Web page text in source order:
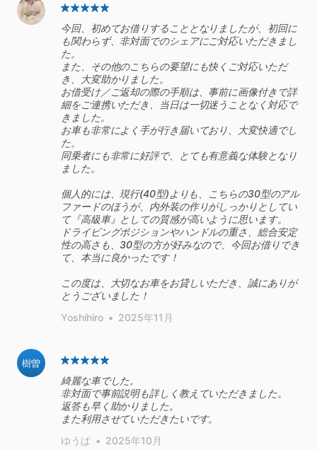
今回、初めてお借りすることとなりましたが、初回に
も関わらず、非対面でのシェアにご対応いただきまし
た。
また、その他のこちらの要望にも快くご対応いただ
き、大変助かりました。
お借受け／ご返却の際の手順は、事前に画像付きで詳
細をご連携いただき、当日は一切迷うことなく対応で
きました。
お車も非常によく手が行き届いており、大変快適でし
た。
同乗者にも非常に好評で、とても有意義な体験となり
ました。
個人的には、現行(40型)よりも、こちらの30型のアル
ファードのほうが、内外装の作りがしっかりとしてい
て『高級車』としての質感が高いように思います。
ドライビングポジションやハンドルの重さ、総合安定
性の高さも、30型の方が好みなので、今回お借りでき
て、本当に良かったです！
この度は、大切なお車をお貸しいただき、誠にありが
とうございました！
Yoshihiro • 2025年11月
樹曽
綺麗な車でした。
非対面で事前説明も詳しく教えていただきました。
返答も早く助かりました。
また利用させていただきたいです。
ゆうぱ • 2025年10月